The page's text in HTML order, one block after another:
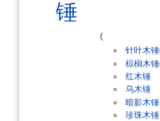
锤
(
针叶木锤
棕榈木锤
红木锤
乌木锤
暗影木锤
珍珠木锤